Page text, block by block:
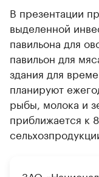
В презентации
выделенной
павильона для
павильон для
здания для
планируют
рыбы, молока и
приближается к